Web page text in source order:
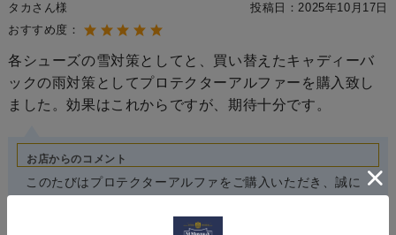
タカさん様 投稿日：2025年10月17日
おすすめ度：
各シューズの雪対策としてと、買い替えたキャディーバ
ックの雨対策としてプロテクターアルファーを購入致し
ました。効果はこれからですが、期待十分です。
お店からのコメント
このたびはプロテクターアルファをご購入いただき、誠に
雪や雨から大切なお品を守るためにお選びいただけたとの